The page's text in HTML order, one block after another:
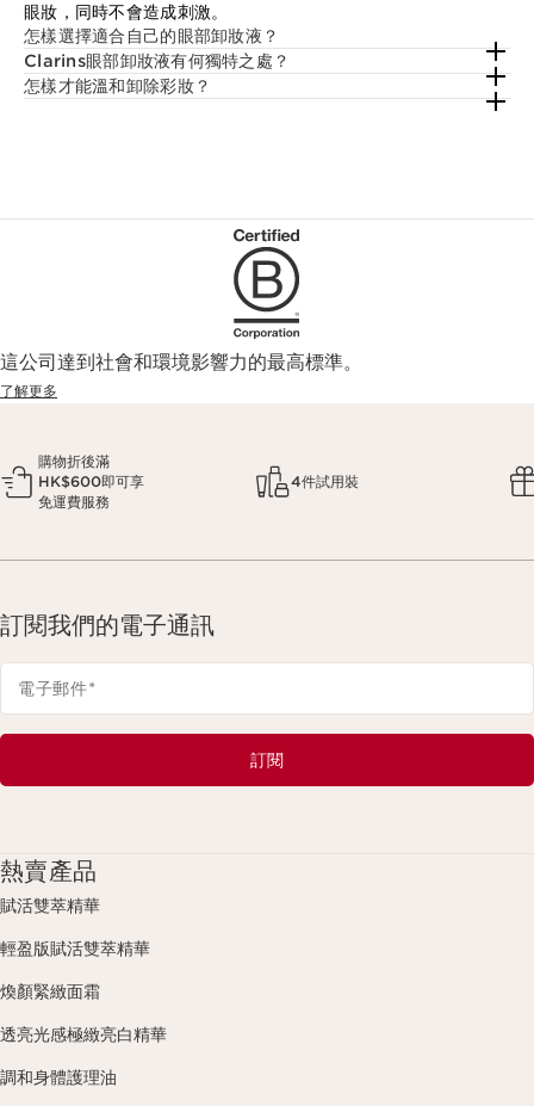
眼妝，同時不會造成刺激。
怎樣選擇適合自己的眼部卸妝液？
Clarins眼部卸妝液有何獨特之處？
怎樣才能溫和卸除彩妝？
這公司達到社會和環境影響力的最高標準。
了解更多
購物折後滿
HK$600即可享
免運費服務
4件試用裝
訂閱我們的電子通訊
電子郵件*
訂閱
熱賣產品
賦活雙萃精華
輕盈版賦活雙萃精華
煥顏緊緻面霜
透亮光感極緻亮白精華
調和身體護理油